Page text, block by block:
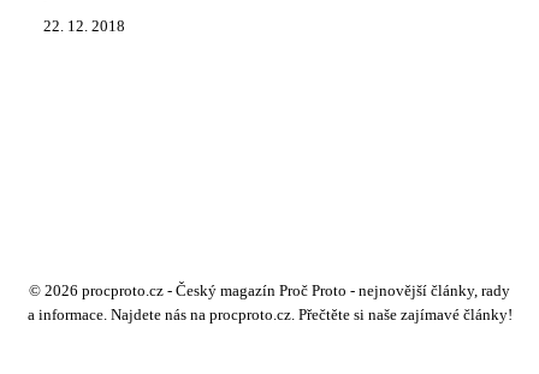
22. 12. 2018
© 2026 procproto.cz - Český magazín Proč Proto - nejnovější články, rady
a informace. Najdete nás na procproto.cz. Přečtěte si naše zajímavé články!